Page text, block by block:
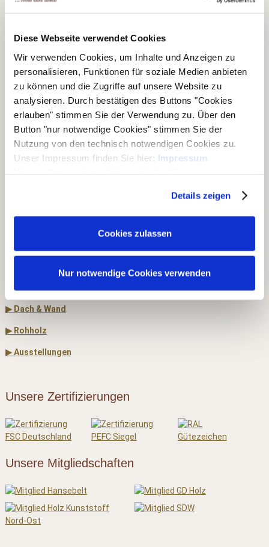
Diese Webseite verwendet Cookies
Wir verwenden Cookies, um Inhalte und Anzeigen zu
personalisieren, Funktionen für soziale Medien anbieten
zu können und die Zugriffe auf unsere Website zu
analysieren. Durch bestätigen des Buttons "Cookies
erlauben" stimmen Sie der Verwendung zu. Über den
Button "nur notwendige Cookies" stimmen Sie der
Nutzung von den technisch notwendigen Cookies zu.
Unser Impressum finden Sie hier: Impressum
Details zeigen
Cookies zulassen
Nur notwendige Cookies verwenden
Kontaktdaten
Bernd Jorkisch GmbH & Co. KG
Hoken 15 - 19
24635 Daldorf
Telefon:+49 (0)4328 178 0
Fax:+49 (0)4328 178 238
E-Mail:info@jorkisch.de
Folgen Sie dem Joda -Marken-Onlineshop:
Unsere Geschäftsbereiche
▶ Holz & Bau
▶ Dach & Wand
▶ Rohholz
▶ Ausstellungen
Unsere Zertifizierungen
Unsere Mitgliedschaften